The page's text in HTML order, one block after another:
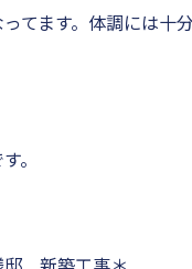
てます。体調には十
。